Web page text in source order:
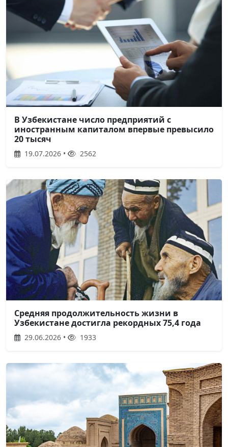
В Узбекистане число предприятий с
иностранным капиталом впервые превысило
20 тысяч
19.07.2026 • 2562
Средняя продолжительность жизни в
Узбекистане достигла рекордных 75,4 года
29.06.2026 • 1933